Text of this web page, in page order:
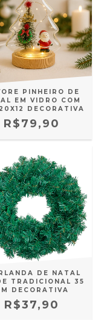
PINHEIRO DE
EM VIDRO COM
DECORATIVA
R$79,90
DE NATAL
TRADICIONAL 35
DECORATIVA
R$37,90